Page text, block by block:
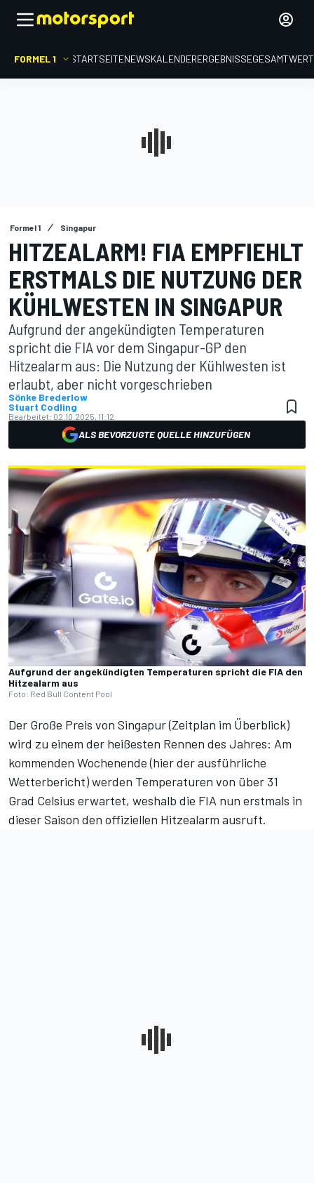
FORMEL 1 STARTSEITENEWSKALENDERERGEBNISSE
Formel 1 Singapur
HITZEALARM! FIA EMPFIEHLT
ERSTMALS DIE NUTZUNG DER
KÜHLWESTEN IN SINGAPUR
Aufgrund der angekündigten Temperaturen
spricht die FIA vor dem Singapur-GP den
Hitzealarm aus: Die Nutzung der Kühlwesten ist
erlaubt, aber nicht vorgeschrieben
Sönke Brederlow
Stuart Codling
Bearbeitet: 02.10.2025, 11:12
ALS BEVORZUGTE QUELLE HINZUFÜGEN
Aufgrund der angekündigten Temperaturen spricht die FIA den
Hitzealarm aus
Foto: Red Bull Content Pool
Der Große Preis von Singapur (Zeitplan im Überblick)
wird zu einem der heißesten Rennen des Jahres: Am
kommenden Wochenende (hier der ausführliche
Wetterbericht) werden Temperaturen von über 31
Grad Celsius erwartet, weshalb die FIA nun erstmals in
dieser Saison den offiziellen Hitzealarm ausruft.